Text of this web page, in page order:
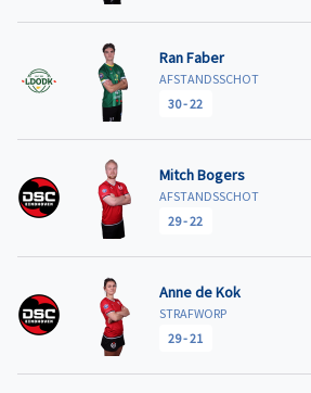
Ran Faber
AFSTANDSSCHOT
30-22
Mitch Bogers
AFSTANDSSCHOT
29-22
Anne de Kok
STRAFWORP
29-21